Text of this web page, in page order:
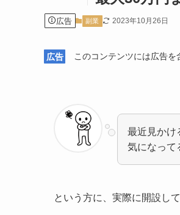
広告 副業 2023年10月26日
広告 このコンテンツには広告を
最近見かけ
気になって
という方に、実際に開設し